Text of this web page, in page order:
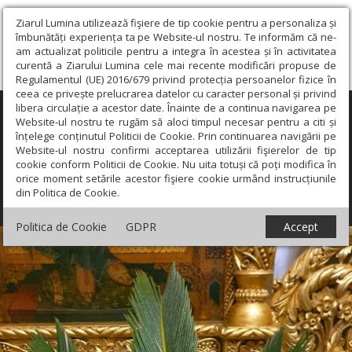
Ziarul Lumina utilizează fişiere de tip cookie pentru a personaliza și
îmbunătăți experiența ta pe Website-ul nostru. Te informăm că ne-
am actualizat politicile pentru a integra în acestea și în activitatea
curentă a Ziarului Lumina cele mai recente modificări propuse de
Regulamentul (UE) 2016/679 privind protecția persoanelor fizice în
ceea ce privește prelucrarea datelor cu caracter personal și privind
libera circulație a acestor date. Înainte de a continua navigarea pe
Website-ul nostru te rugăm să aloci timpul necesar pentru a citi și
înțelege conținutul Politicii de Cookie. Prin continuarea navigării pe
Website-ul nostru confirmi acceptarea utilizării fişierelor de tip
cookie conform Politicii de Cookie. Nu uita totuși că poți modifica în
orice moment setările acestor fişiere cookie urmând instrucțiunile
din Politica de Cookie.
Politica de Cookie GDPR Accept
×